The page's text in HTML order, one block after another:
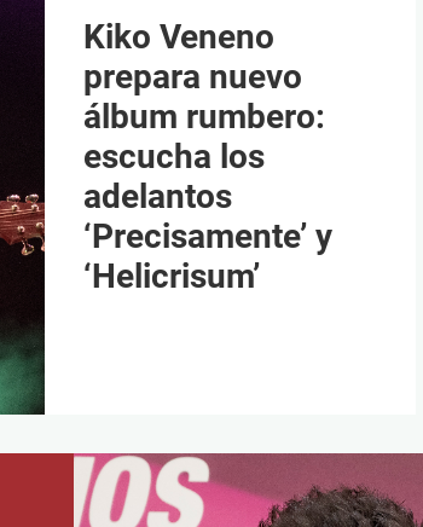
Kiko Veneno
prepara nuevo
álbum rumbero:
escucha los
adelantos
‘Precisamente’ y
‘Helicrisum’